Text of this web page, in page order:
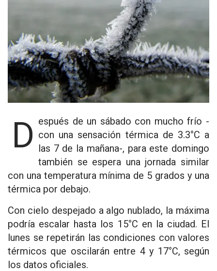
Después de un sábado con mucho frío - con una sensación térmica de 3.3°C a
las 7 de la mañana-, para este domingo
también se espera una jornada similar
con una temperatura mínima de 5 grados y una
térmica por debajo.
Con cielo despejado a algo nublado, la máxima
podría escalar hasta los 15°C en la ciudad. El
lunes se repetirán las condiciones con valores
térmicos que oscilarán entre 4 y 17°C, según
los datos oficiales.